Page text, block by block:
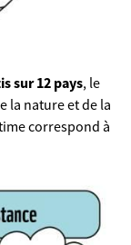
sur 12 pays, le
la nature et de la
correspond à